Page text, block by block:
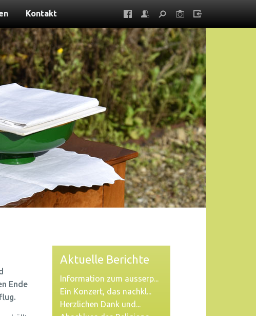
Kontakt
Aktuelle Berichte
Information zum ausserp...
Ein Konzert, das nachkl...
Herzlichen Dank und...
Ende